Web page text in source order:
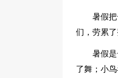
暑假
们，劳累
暑假
了舞；小